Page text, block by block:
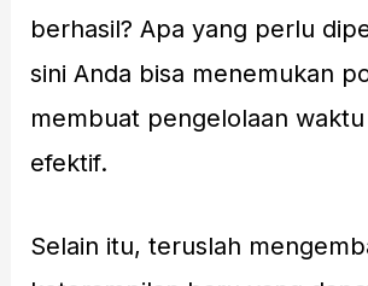
berhasil? Apa yang perlu
sini Anda bisa menemukan
membuat pengelolaan
efektif.
Selain itu, teruslah